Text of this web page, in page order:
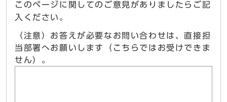
このページに関してのご意見がありましたらご記
入ください。
（注意）お答えが必要なお問い合わせは、直接担
当部署へお願いします（こちらではお受けできま
せん）。